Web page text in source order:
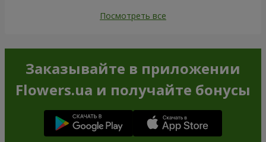
Посмотреть все
Заказывайте в приложении
Flowers.ua и получайте бонусы